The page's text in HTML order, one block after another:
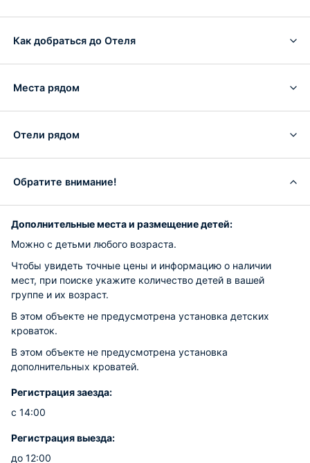
Как добраться до Отеля
Места рядом
Отели рядом
Обратите внимание!
Дополнительные места и размещение детей:
Можно с детьми любого возраста.
Чтобы увидеть точные цены и информацию о наличии
мест, при поиске укажите количество детей в вашей
группе и их возраст.
В этом объекте не предусмотрена установка детских
кроваток.
В этом объекте не предусмотрена установка
дополнительных кроватей.
Регистрация заезда:
с 14:00
Регистрация выезда:
до 12:00